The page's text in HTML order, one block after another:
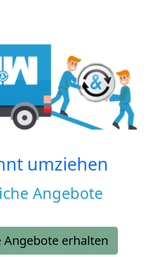
umziehen
Angebote
Angebote erhalten